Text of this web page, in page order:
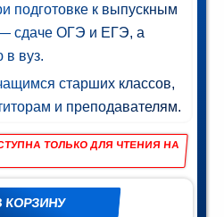
подготовке к выпускным
сдаче ОГЭ и ЕГЭ, а
в вуз.
старших классов,
и преподавателям.
ТОЛЬКО ДЛЯ ЧТЕНИЯ НА
КОРЗИНУ